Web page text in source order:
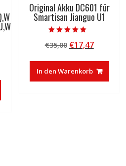
Original Akku DC601 für
Smartisan Jianguo U1
5.00
von 5
€35,00 Ursprünglicher
war:
€35,00
€17,47
ist:
€17,47.
In den Warenkorb